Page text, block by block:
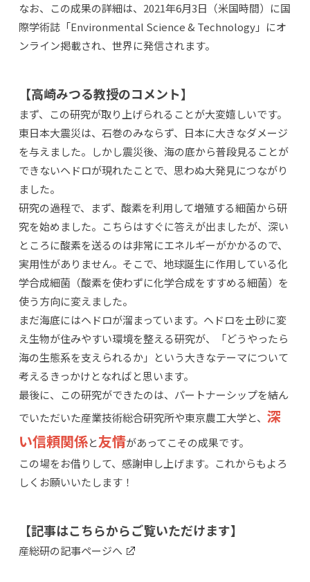
なお、この成果の詳細は、2021年6月3日（米国時間）に国
際学術誌「Environmental Science & Technology」にオ
ンライン掲載され、世界に発信されます。
【高崎みつる教授のコメント】
まず、この研究が取り上げられることが大変嬉しいです。
東日本大震災は、石巻のみならず、日本に大きなダメージ
を与えました。しかし震災後、海の底から普段見ることが
できないヘドロが現れたことで、思わぬ大発見につながり
ました。
研究の過程で、まず、酸素を利用して増殖する細菌から研
究を始めました。 こちらはすぐに答えが出ましたが、深い
ところに酸素を送るのは非常にエネルギーがかかるので、
実用性がありません。 そこで、地球誕生に作用している化
学合成細菌（酸素を使わずに化学合成をすすめる細菌）を
使う方向に変えました。
まだ海底にはヘドロが溜まっています。ヘドロを土砂に変
え生物が住みやすい環境を整える研究が、「どうやったら
海の生態系を支えられるか」という大きなテーマについて
考えるきっかけとなればと思います。
最後に、この研究ができたのは、パートナーシップを結ん
でいただいた産業技術総合研究所や東京農工大学と、 深
い信頼関係と友情があってこその成果です。
この場をお借りして、感謝申し上げます。これからもよろ
しくお願いいたします！
【記事はこちらからご覧いただけます】
産総研の記事ページへ